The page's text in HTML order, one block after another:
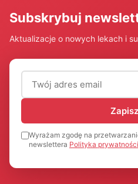
Subskrybuj
Aktualizacje o nowych lekach i
Adres email (wymagany)
Wyrażam zgodę na
newslettera Polityka prywatności